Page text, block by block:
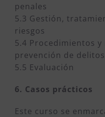
penales
5.3 Gestión,
riesgos
5.4 Procedimientos
prevención de delitos
5.5 Evaluación
6. Casos prácticos
Este curso se